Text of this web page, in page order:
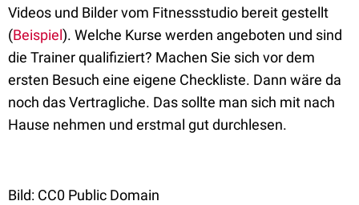
Videos und Bilder vom Fitnessstudio bereit gestellt
(Beispiel). Welche Kurse werden angeboten und sind
die Trainer qualifiziert? Machen Sie sich vor dem
ersten Besuch eine eigene Checkliste. Dann wäre da
noch das Vertragliche. Das sollte man sich mit nach
Hause nehmen und erstmal gut durchlesen.
Bild: CC0 Public Domain